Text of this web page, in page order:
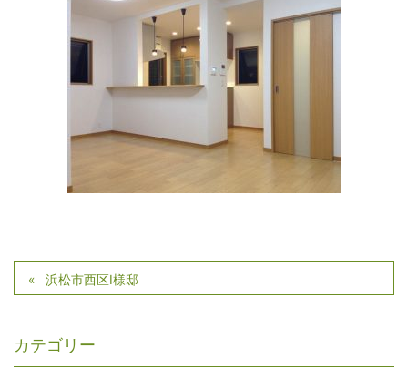
浜松市西区I様邸
カテゴリー